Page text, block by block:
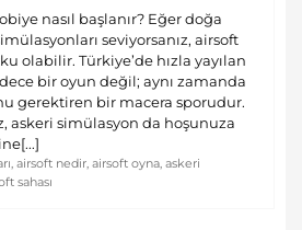
nasıl başlanır? Eğer doğa
seviyorsanız, airsoft
olabilir. Türkiye’de hızla yayılan
bir oyun değil; aynı zamanda
gerektiren bir macera sporudur.
askeri simülasyon da hoşunuza
, airsoft nedir, airsoft oyna, askeri
sahası